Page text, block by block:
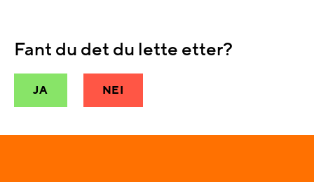
Fant du det du lette etter?
JA NEI